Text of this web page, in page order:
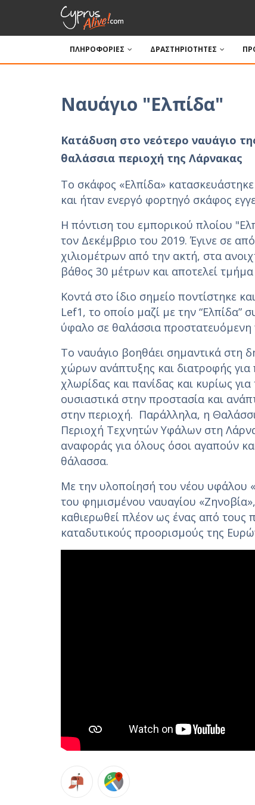
ΠΛΗΡΟΦΟΡΙΕΣ ΔΡΑΣΤΗΡΙΟΤΗΤΕΣ
Ναυάγιο "Ελπίδα"
Κατάδυση στο νεότερο ναυάγιο
θαλάσσια περιοχή της Λάρνακας
Το σκάφος «Ελπίδα»
και ήταν ενεργό φορτηγό σκάφος
Η πόντιση του εμπορικού πλοίου
τον Δεκέμβριο του 2019. Έγινε σε
χιλιομέτρων από την ακτή, στα
βάθος 30 μέτρων και αποτελεί
Κοντά στο ίδιο σημείο ποντίστηκε
Lef1, το οποίο μαζί με την “Ελπίδα”
ύφαλο σε θαλάσσια προστατευόμενη
Το ναυάγιο βοηθάει σημαντικά στη
χώρων ανάπτυξης και διατροφής για
χλωρίδας και πανίδας και κυρίως
ουσιαστικά στην προστασία και
στην περιοχή. Παράλληλα, η
Περιοχή Τεχνητών Υφάλων στη
αναφοράς για όλους όσοι αγαπούν
θάλασσα.
Με την υλοποίησή του νέου υφάλου
του φημισμένου ναυαγίου
καθιερωθεί πλέον ως ένας από τους
καταδυτικούς προορισμούς της